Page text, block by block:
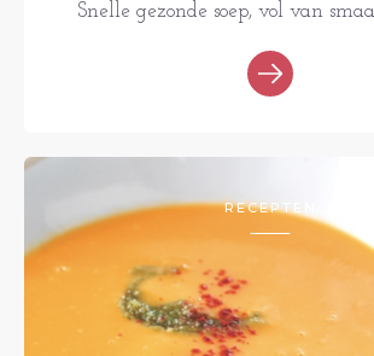
Snelle gezonde soep, vol van
RECEPTEN